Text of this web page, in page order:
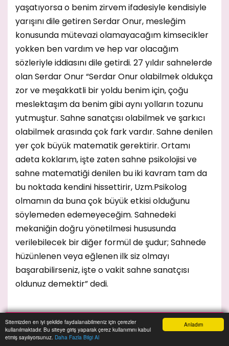
Anladım
Sitemizden en iyi şekilde faydalanabilmeniz için çerezler
kullanılmaktadır. Bu siteye giriş yaparak çerez kullanımını kabul
etmiş sayılıyorsunuz. Daha Fazla Bilgi Al
yaşatıyorsa o benim zirvem ifadesiyle kendisiyle
yarışını dile getiren Serdar Onur, mesleğim
konusunda mütevazi olamayacağım kimsecikler
yokken ben vardım ve hep var olacağım
sözleriyle iddiasını dile getirdi. 27 yıldır sahnelerde
olan Serdar Onur “Serdar Onur olabilmek oldukça
zor ve meşakkatli bir yoldu benim için, çoğu
meslektaşım da benim gibi aynı yolların tozunu
yutmuştur. Sahne sanatçısı olabilmek ve şarkıcı
olabilmek arasında çok fark vardır. Sahne denilen
yer çok büyük matematik gerektirir. Ortamı
adeta koklarım, işte zaten sahne psikolojisi ve
sahne matematiği denilen bu iki kavram tam da
bu noktada kendini hissettirir, Uzm.Psikolog
olmamın da buna çok büyük etkisi olduğunu
söylemeden edemeyeceğim. Sahnedeki
mekaniğin doğru yönetilmesi hususunda
verilebilecek bir diğer formül de şudur; Sahnede
hüzünlenen veya eğlenen ilk siz olmayı
başarabilirseniz, işte o vakit sahne sanatçısı
oldunuz demektir” dedi.
Anasayfa Yazarlar Haber Ara İhbar Hattı Menu